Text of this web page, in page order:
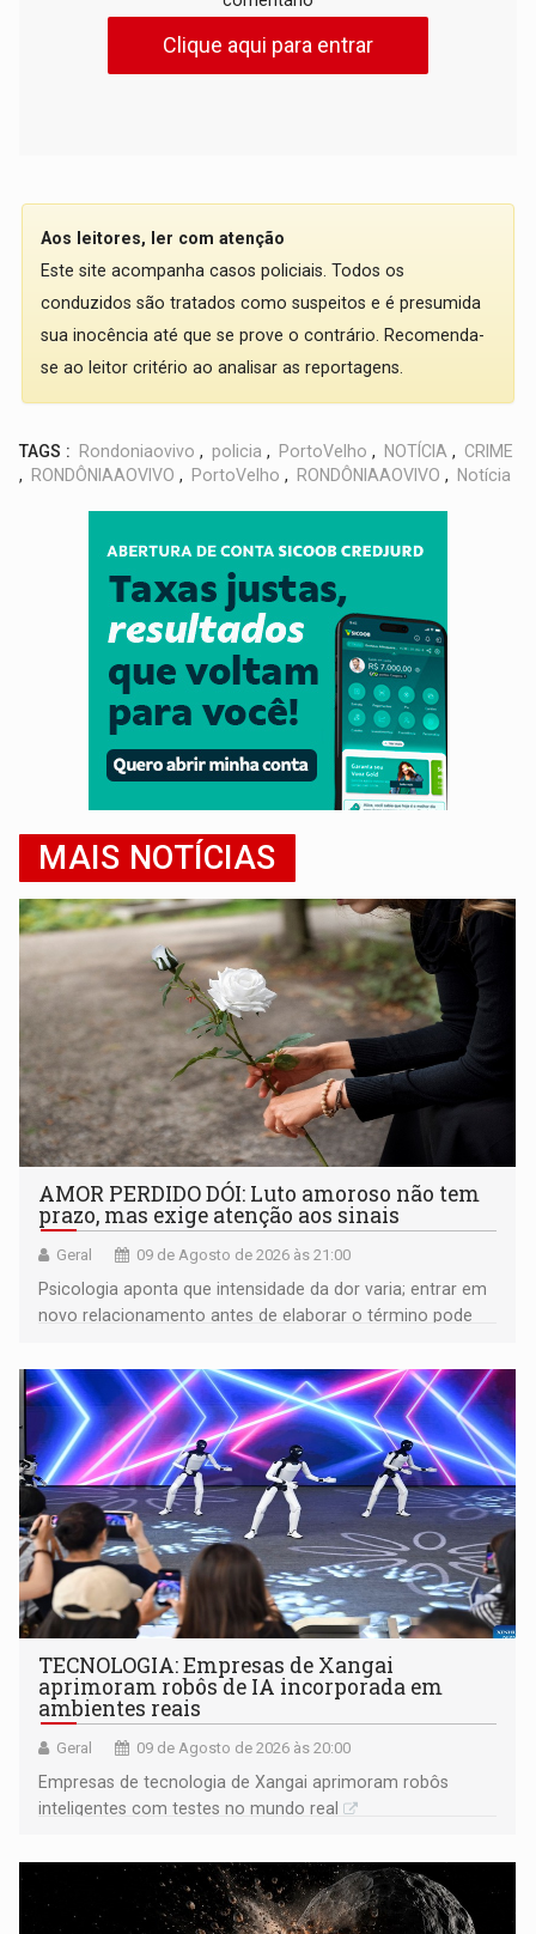
Clique aqui para entrar
Aos leitores, ler com atenção
Este site acompanha casos policiais. Todos os
conduzidos são tratados como suspeitos e é presumida
sua inocência até que se prove o contrário. Recomenda-
se ao leitor critério ao analisar as reportagens.
TAGS : Rondoniaovivo , policia , PortoVelho , NOTÍCIA , CRIME
, RONDÔNIAAOVIVO , PortoVelho , RONDÔNIAAOVIVO , Notícia
MAIS NOTÍCIAS
AMOR PERDIDO DÓI: Luto amoroso não tem
prazo, mas exige atenção aos sinais
Geral 09 de Agosto de 2026 às 21:00
Psicologia aponta que intensidade da dor varia; entrar em
novo relacionamento antes de elaborar o término pode
TECNOLOGIA: Empresas de Xangai
aprimoram robôs de IA incorporada em
ambientes reais
Geral 09 de Agosto de 2026 às 20:00
Empresas de tecnologia de Xangai aprimoram robôs
inteligentes com testes no mundo real